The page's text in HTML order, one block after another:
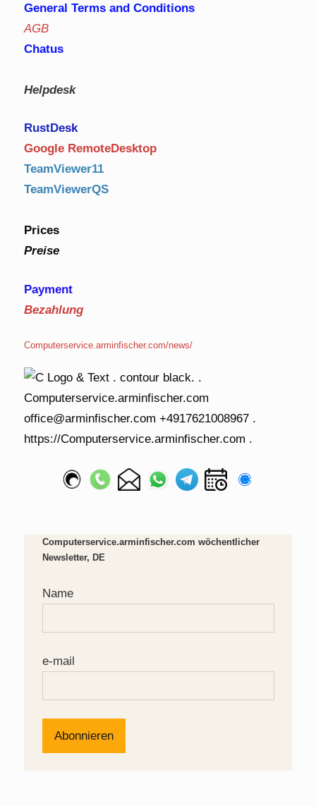
General Terms and Conditions
AGB
Chatus
Helpdesk
RustDesk
Google RemoteDesktop
TeamViewer11
TeamViewerQS
Prices
Preise
Payment
Bezahlung
Computerservice.arminfischer.com/news/
Computerservice.arminfischer.com wöchentlicher
Newsletter, DE
Name
e-mail